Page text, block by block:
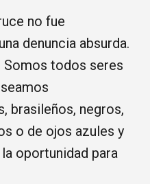
no fue
denuncia absurda.
Somos todos seres
brasileños, negros,
o de ojos azules y
oportunidad para